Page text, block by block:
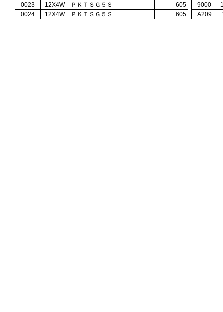
0023
12X4W ＰＫＴＳＧ５Ｓ 605 9000
0024
12X4W ＰＫＴＳＧ５Ｓ 605 A209